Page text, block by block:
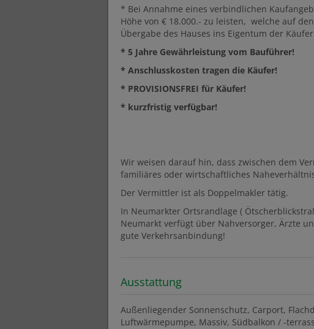
* Bei Annahme eines verbindlichen
Höhe von € 18.000.- zu leisten, welche auf
Übergabe des Hauses ins Eigentum der
* 5 Jahre Gewährleistung vom Bauführer!
* Anschlusskosten tragen die Käufer!
* PROVISIONSFREI für Käufer!
* kurzfristig verfügbar!
Wir weisen darauf hin, dass zwischen dem
familiäres oder wirtschaftliches
Der Vermittler ist als Doppelmakler tätig.
In Neumarkter Ortsrandlage (
Neumarkt verfügt über Nahversorger, Ärzte
gute Verkehrsanbindung!
Ausstattung
Außenliegender Sonnenschutz Carport
Luftwärmepumpe Massiv Südbalkon / -